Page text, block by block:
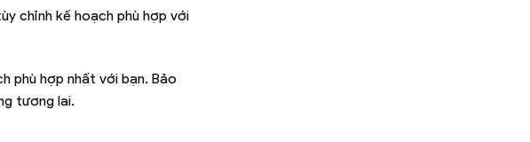
chỉnh kế hoạch phù hợp với
phù hợp nhất với bạn. Bảo
tương lai.